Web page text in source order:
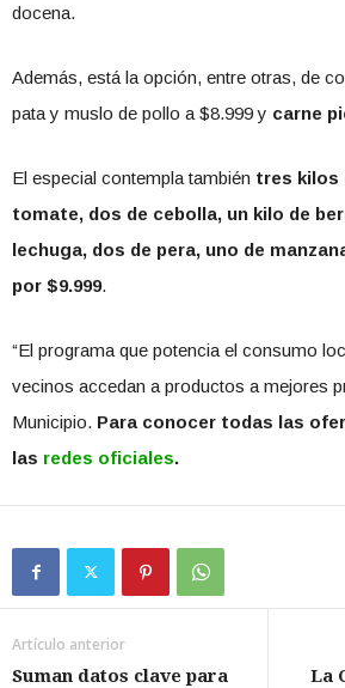
docena.
Además, está la opción, entre otras, de
pata y muslo de pollo a $8.999 y carne
El especial contempla también tres kilos
tomate, dos de cebolla, un kilo de
lechuga, dos de pera, uno de
por $9.999.
“El programa que potencia el consumo
vecinos accedan a productos a mejores
Municipio. Para conocer todas las
las redes oficiales.
Artículo anterior
Suman datos clave para
La